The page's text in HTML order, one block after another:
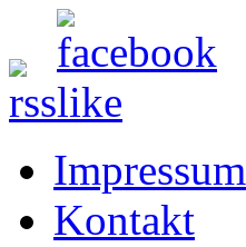
Impressum
Kontakt